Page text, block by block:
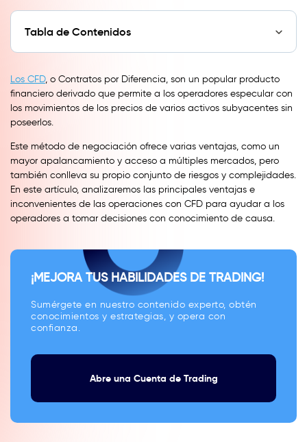
Tabla de Contenidos
Los CFD, o Contratos por Diferencia, son un popular producto
financiero derivado que permite a los operadores especular con
los movimientos de los precios de varios activos subyacentes sin
poseerlos.
Este método de negociación ofrece varias ventajas, como un
mayor apalancamiento y acceso a múltiples mercados, pero
también conlleva su propio conjunto de riesgos y complejidades.
En este artículo, analizaremos las principales ventajas e
inconvenientes de las operaciones con CFD para ayudar a los
operadores a tomar decisiones con conocimiento de causa.
¡MEJORA TUS HABILIDADES DE TRADING!
Sumérgete en nuestro contenido experto, obtén
conocimientos y estrategias, y opera con
confianza.
Abre una Cuenta de Trading